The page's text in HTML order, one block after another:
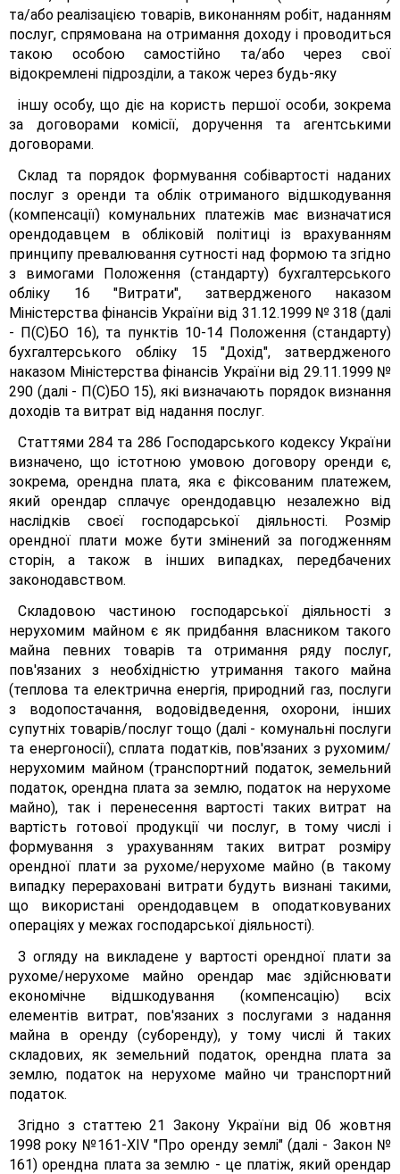
та/або реалізацією товарів, виконанням робіт, наданням
послуг, спрямована на отримання доходу і проводиться
такою особою самостійно та/або через свої
відокремлені підрозділи, а також через будь-яку
іншу особу, що діє на користь першої особи, зокрема
за договорами комісії, доручення та агентськими
договорами.
Склад та порядок формування собівартості наданих
послуг з оренди та облік отриманого відшкодування
(компенсації) комунальних платежів має визначатися
орендодавцем в обліковій політиці із врахуванням
принципу превалювання сутності над формою та згідно
з вимогами Положення (стандарту) бухгалтерського
обліку 16 "Витрати", затвердженого наказом
Міністерства фінансів України від 31.12.1999 № 318 (далі
- П(С)БО 16), та пунктів 10-14 Положення (стандарту)
бухгалтерського обліку 15 "Дохід", затвердженого
наказом Міністерства фінансів України від 29.11.1999 №
290 (далі - П(С)БО 15), які визначають порядок визнання
доходів та витрат від надання послуг.
Статтями 284 та 286 Господарського кодексу України
визначено, що істотною умовою договору оренди є,
зокрема, орендна плата, яка є фіксованим платежем,
який орендар сплачує орендодавцю незалежно від
наслідків своєї господарської діяльності. Розмір
орендної плати може бути змінений за погодженням
сторін, а також в інших випадках, передбачених
законодавством.
Складовою частиною господарської діяльності з
нерухомим майном є як придбання власником такого
майна певних товарів та отримання ряду послуг,
пов'язаних з необхідністю утримання такого майна
(теплова та електрична енергія, природний газ, послуги
з водопостачання, водовідведення, охорони, інших
супутніх товарів/послуг тощо (далі - комунальні послуги
та енергоносії), сплата податків, пов'язаних з рухомим/
нерухомим майном (транспортний податок, земельний
податок, орендна плата за землю, податок на нерухоме
майно), так і перенесення вартості таких витрат на
вартість готової продукції чи послуг, в тому числі і
формування з урахуванням таких витрат розміру
орендної плати за рухоме/нерухоме майно (в такому
випадку перераховані витрати будуть визнані такими,
що використані орендодавцем в оподатковуваних
операціях у межах господарської діяльності).
З огляду на викладене у вартості орендної плати за
рухоме/нерухоме майно орендар має здійснювати
економічне відшкодування (компенсацію) всіх
елементів витрат, пов'язаних з послугами з надання
майна в оренду (суборенду), у тому числі й таких
складових, як земельний податок, орендна плата за
землю, податок на нерухоме майно чи транспортний
податок.
Згідно з статтею 21 Закону України від 06 жовтня
1998 року №161-XIV "Про оренду землі" (далі - Закон №
161) орендна плата за землю - це платіж, який орендар